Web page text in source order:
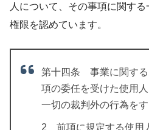
人について、その事項に関す
権限を認めています。
第十四条 事業に関する
項の委任を受けた使用
一切の裁判外の行為をす
2 前項に規定する使用